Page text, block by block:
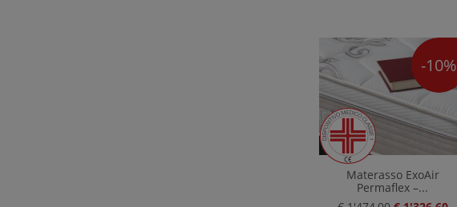
-10%
Materasso ExoAir
Permaflex –...